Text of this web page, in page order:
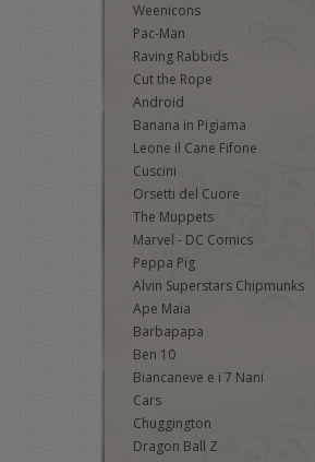
Weenicons
Pac-Man
Raving Rabbids
Cut the Rope
Android
Banana in Pigiama
Leone il Cane Fifone
Cuscini
Orsetti del Cuore
The Muppets
Marvel - DC Comics
Peppa Pig
Alvin Superstars Chipmunks
Ape Maia
Barbapapa
Ben 10
Biancaneve e i 7 Nani
Cars
Chuggington
Dragon Ball Z